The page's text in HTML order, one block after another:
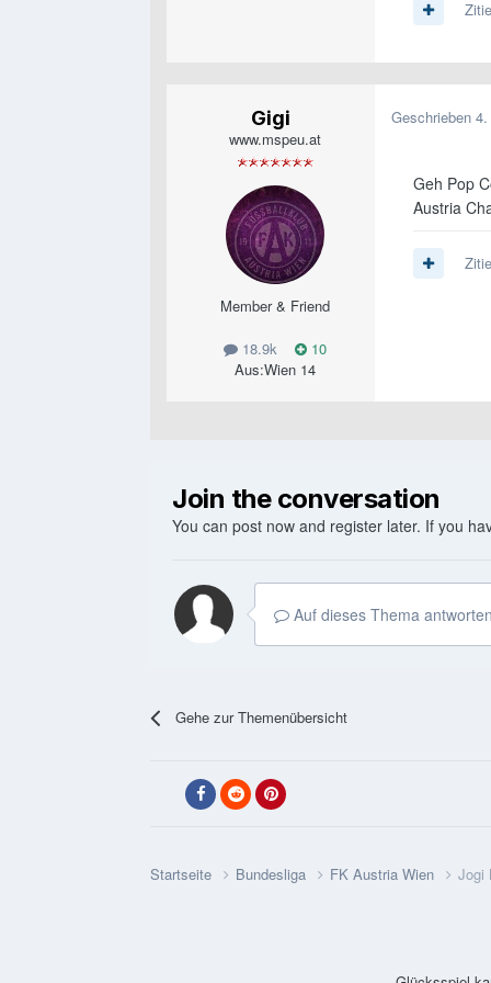
Gigi
www.mspeu.at
Member & Friend
18.9k
10
Aus:Wien 14
Geschrieben 4.
Geh Pop
Austria
Join the conversation
You can post now and register later. If you
Auf dieses Thema
Gehe zur Themenübersicht
Startseite Bundesliga FK Austria Wien Jogi